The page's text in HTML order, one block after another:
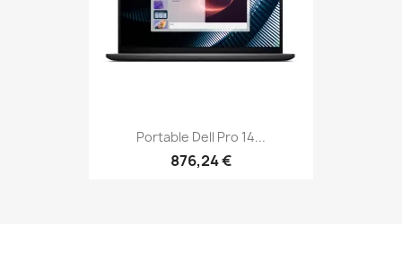
Portable Dell Pro 14...
876,24 €